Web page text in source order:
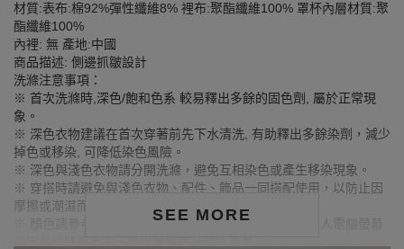
SEE MORE
材質:表布:棉92%彈性纖維8% 裡布:聚酯纖維100% 罩杯內層材質:聚
酯纖維100%
內裡: 無 產地:中國
商品描述: 側邊抓皺設計
洗滌注意事項：
※ 首次洗滌時,深色/飽和色系 較易釋出多餘的固色劑, 屬於正常現
象。
※ 深色衣物建議在首次穿著前先下水清洗, 有助釋出多餘染劑，減少
掉色或移染, 可降低染色風險。
※ 深色與淺色衣物請分開洗滌，避免互相染色或產生移染現象。
※ 穿搭時請避免與淺色衣物、配件、飾品一同搭配使用，以防止因
摩擦或潮濕而導致染色。
※ 顏色請參考單品圖片較為接近，但因圖檔顏色會因個人電腦螢幕